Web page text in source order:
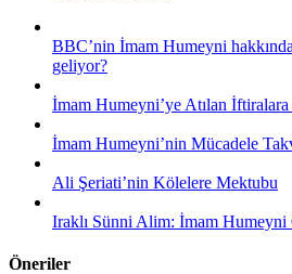
BBC’nin İmam Humeyni
geliyor?
İmam Humeyni’ye Atılan
İmam Humeyni’nin Mücadele
Ali Şeriati’nin Kölelere Mektubu
Iraklı Sünni Alim: İmam Humeyni
Öneriler